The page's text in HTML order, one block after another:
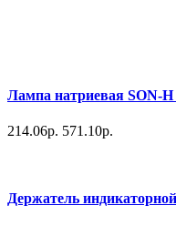
Лампа натриевая SON-
214.06р. 571.10р.
Держатель